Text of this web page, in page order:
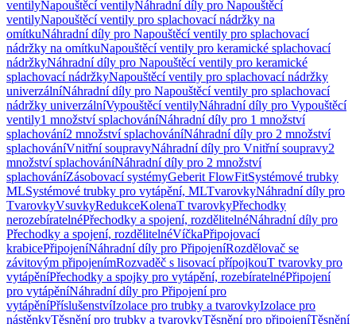
ventilyNapouštěcí ventilyNáhradní díly pro Napouštěcí
ventilyNapouštěcí ventily pro splachovací nádržky na
omítkuNáhradní díly pro Napouštěcí ventily pro splachovací
nádržky na omítkuNapouštěcí ventily pro keramické splachovací
nádržkyNáhradní díly pro Napouštěcí ventily pro keramické
splachovací nádržkyNapouštěcí ventily pro splachovací nádržky
univerzálníNáhradní díly pro Napouštěcí ventily pro splachovací
nádržky univerzálníVypouštěcí ventilyNáhradní díly pro Vypouštěcí
ventily1 množství splachováníNáhradní díly pro 1 množství
splachování2 množství splachováníNáhradní díly pro 2 množství
splachováníVnitřní soupravyNáhradní díly pro Vnitřní soupravy2
množství splachováníNáhradní díly pro 2 množství
splachováníZásobovací systémyGeberit FlowFitSystémové trubky
MLSystémové trubky pro vytápění, MLTvarovkyNáhradní díly pro
TvarovkyVsuvkyRedukceKolenaT tvarovkyPřechodky
nerozebíratelnéPřechodky a spojení, rozdělitelnéNáhradní díly pro
Přechodky a spojení, rozdělitelnéVíčkaPřipojovací
krabicePřipojeníNáhradní díly pro PřipojeníRozdělovač se
závitovým připojenímRozvaděč s lisovací přípojkouT tvarovky pro
vytápěníPřechodky a spojky pro vytápění, rozebíratelnéPřipojení
pro vytápěníNáhradní díly pro Připojení pro
vytápěníPříslušenstvíIzolace pro trubky a tvarovkyIzolace pro
nástěnkyTěsnění pro trubky a tvarovkyTěsnění pro připojeníTěsnění